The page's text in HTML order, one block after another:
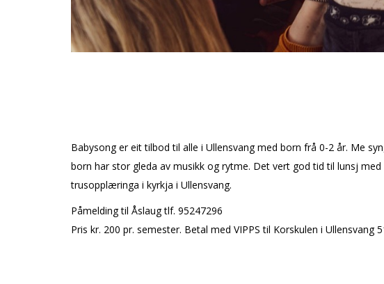
Babysong er eit tilbod til alle i Ullensvang med born frå 0-2 år. Me
born har stor gleda av musikk og rytme. Det vert god tid til lunsj
trusopplæringa i kyrkja i Ullensvang.
Påmelding til Åslaug tlf. 95247296
Pris kr. 200 pr. semester. Betal med VIPPS til Korskulen i